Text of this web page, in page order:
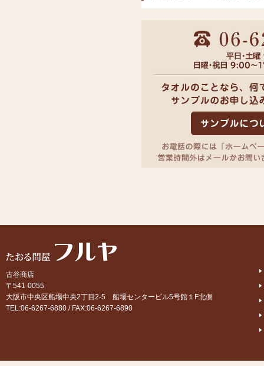
古谷商店
〒541-0055
大阪市中央区船場中央2丁目2-5 船場センタービル5号館１F北側
TEL:06-6267-6880 / FAX:06-6267-6890